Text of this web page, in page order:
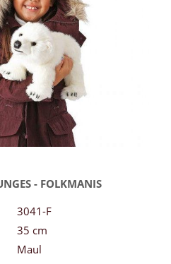
- FOLKMANIS
3041-F
35 cm
Maul